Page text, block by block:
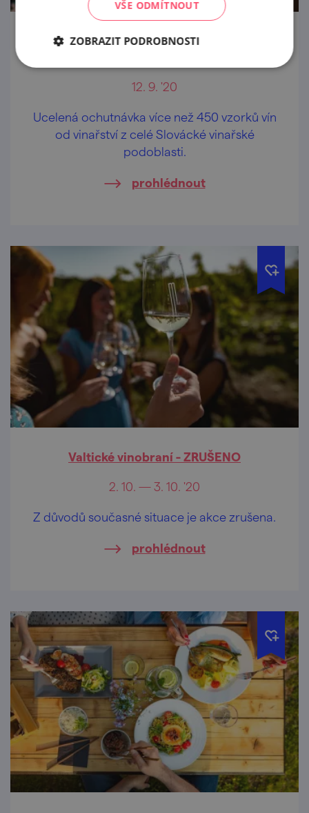
NÁRODNÍ SOUTĚŽ VÍN SLOVÁCKÉ
12. 9. '20
Ucelená ochutnávka více než 450 vzorků vín
od vinařství z celé Slovácké vinařské
podoblasti.
prohlédnout
Valtické vinobraní - ZRUŠENO
2. 10. — 3. 10. '20
Z důvodů současné situace je akce zrušena.
prohlédnout
VŠE ODMÍTNOUT
ZOBRAZIT PODROBNOSTI